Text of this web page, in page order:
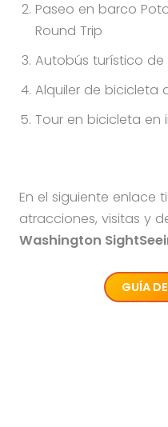
Paseo en barco
Round Trip
Autobús turístico
Alquiler de bicicleta
Tour en bicicleta en
En el siguiente enlace
atracciones, visitas y
Washington
GUÍA